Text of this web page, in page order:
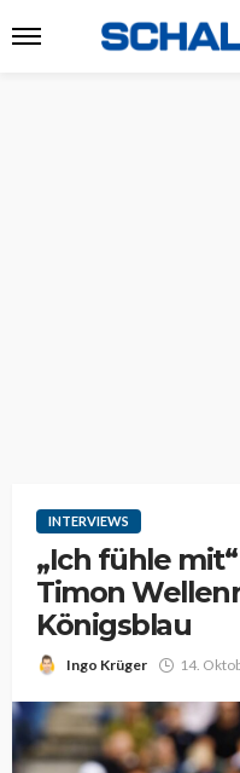
INTERVIEWS
„Ich fühle
Timon
Königsblau
Ingo Krüger 14.